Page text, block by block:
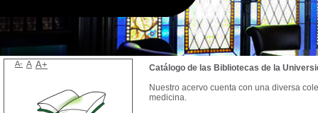
Catálogo de las Bibliotecas de la
Nuestro acervo cuenta con una diversa
medicina.
A- A A+